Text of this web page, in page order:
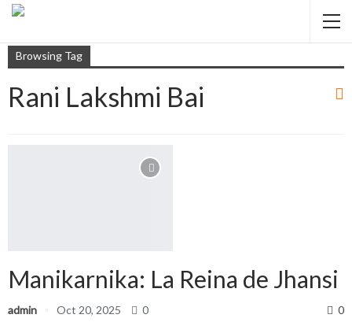
Browsing Tag
Rani Lakshmi Bai
Manikarnika: La Reina de Jhansi
admin Oct 20, 2025 0 0